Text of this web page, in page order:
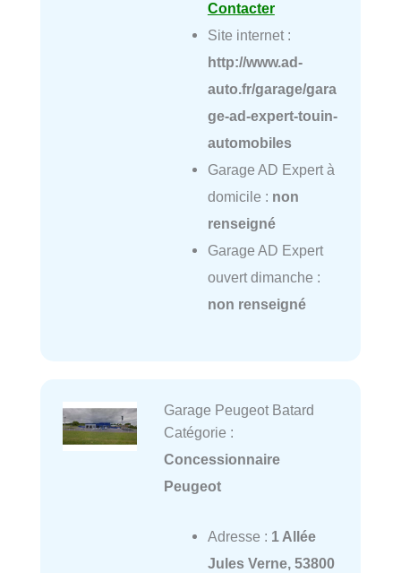
Contacter
Site internet :
http://www.ad-
auto.fr/garage/gara
ge-ad-expert-touin-
automobiles
Garage AD Expert à
domicile : non
renseigné
Garage AD Expert
ouvert dimanche :
non renseigné
Garage Peugeot Batard
Catégorie :
Concessionnaire
Peugeot
Adresse : 1 Allée
Jules Verne, 53800